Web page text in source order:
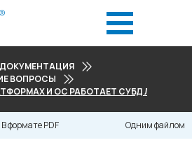
ДОКУМЕНТАЦИЯ
ВОПРОСЫ
И ОС РАБОТАЕТ СУБД ЛИНТЕР?
В формате PDF Одним файлом